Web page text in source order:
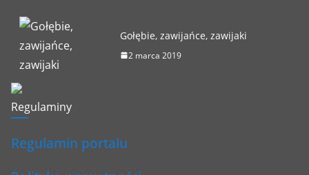
Gołębie, zawijańce, zawijaki
2 marca 2019
Regulaminy
Regulamin portalu